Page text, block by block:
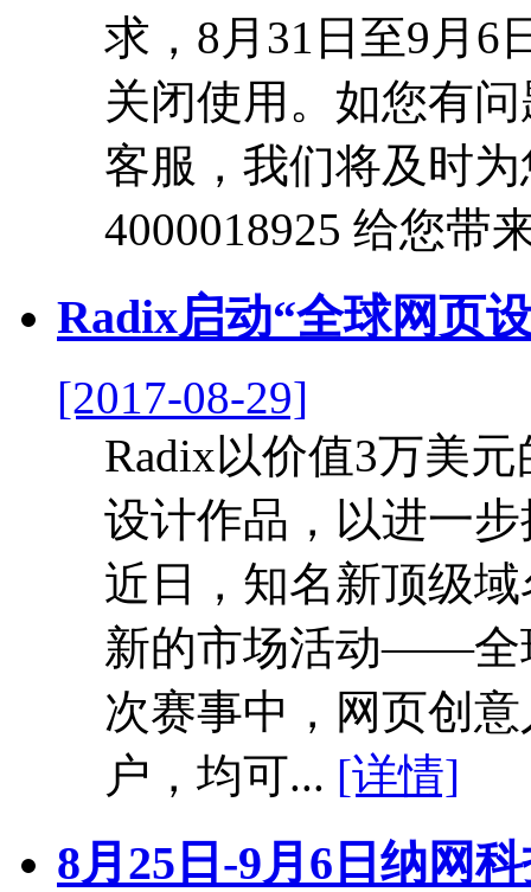
求，8月31日至9月6
关闭使用。如您有
客服，我们将及时
4000018925 给您带
Radix启动“全球网页
[2017-08-29]
Radix以价值3万美
设计作品，以进一
近日，知名新顶级
新的市场活动——全
次赛事中，网页创
户，均可... [详情]
8月25日-9月6日纳网